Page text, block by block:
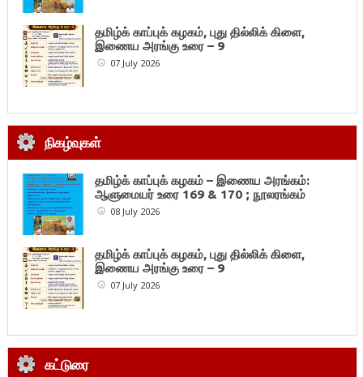
தமிழ்க் காப்புக் கழகம், புது தில்லிக் கிளை,
இணைய அரங்கு உரை – 9
07 July 2026
நிகழ்வுகள்
தமிழ்க் காப்புக் கழகம் – இணைய அரங்கம்:
ஆளுமையர் உரை 169 & 170 ; நூலரங்கம்
08 July 2026
தமிழ்க் காப்புக் கழகம், புது தில்லிக் கிளை,
இணைய அரங்கு உரை – 9
07 July 2026
கட்டுரை